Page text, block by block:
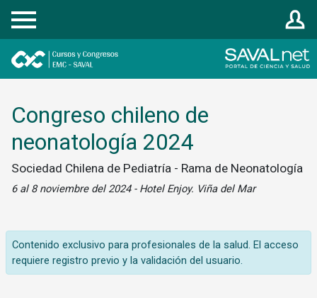
Registrarse
Congreso chileno de
neonatología 2024
Sociedad Chilena de Pediatría - Rama de Neonatología
6 al 8 noviembre del 2024 - Hotel Enjoy. Viña del Mar
Contenido exclusivo para profesionales de la salud. El acceso
requiere registro previo y la validación del usuario.